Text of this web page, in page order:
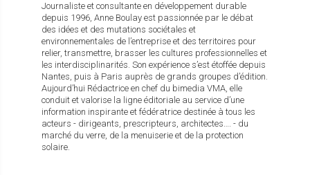
Journaliste et consultante en développement durable
depuis 1996, Anne Boulay est passionnée par le débat
des idées et des mutations sociétales et
environnementales de l’entreprise et des territoires pour
relier, transmettre, brasser les cultures professionnelles et
les interdisciplinarités. Son expérience s’est étoffée depuis
Nantes, puis à Paris auprès de grands groupes d’édition.
Aujourd’hui Rédactrice en chef du bimedia VMA, elle
conduit et valorise la ligne éditoriale au service d’une
information inspirante et fédératrice destinée à tous les
acteurs - dirigeants, prescripteurs, architectes…. - du
marché du verre, de la menuiserie et de la protection
solaire.